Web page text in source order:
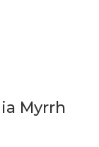
Myrrh